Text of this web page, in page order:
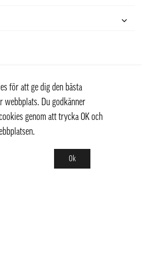
för att ge dig den bästa
webbplats. Du godkänner
genom att trycka OK och
Ok